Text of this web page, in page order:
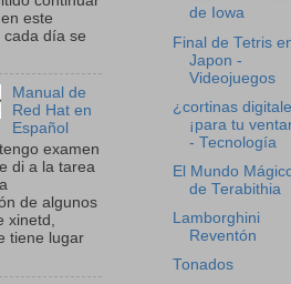
este
día se
Manual de
Red Hat en
Español
examen
di a la tarea
de algunos
xinetd,
tiene lugar
de Iowa
Final de Tetris
Japon -
Videojuegos
¿cortinas
¡para tu
- Tecnología
El Mundo
de Terabithia
Lamborghini
Reventón
Tonados